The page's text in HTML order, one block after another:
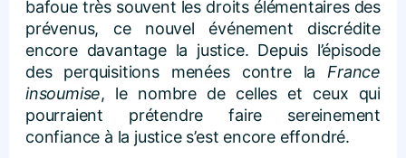
bafoue très souvent les droits élémentaires des
prévenus, ce nouvel événement discrédite
encore davantage la justice. Depuis l’épisode
des perquisitions menées contre laFrance
insoumise, le nombre de celles et ceux qui
pourraient prétendre faire sereinement
confiance à la justice s’est encore effondré.